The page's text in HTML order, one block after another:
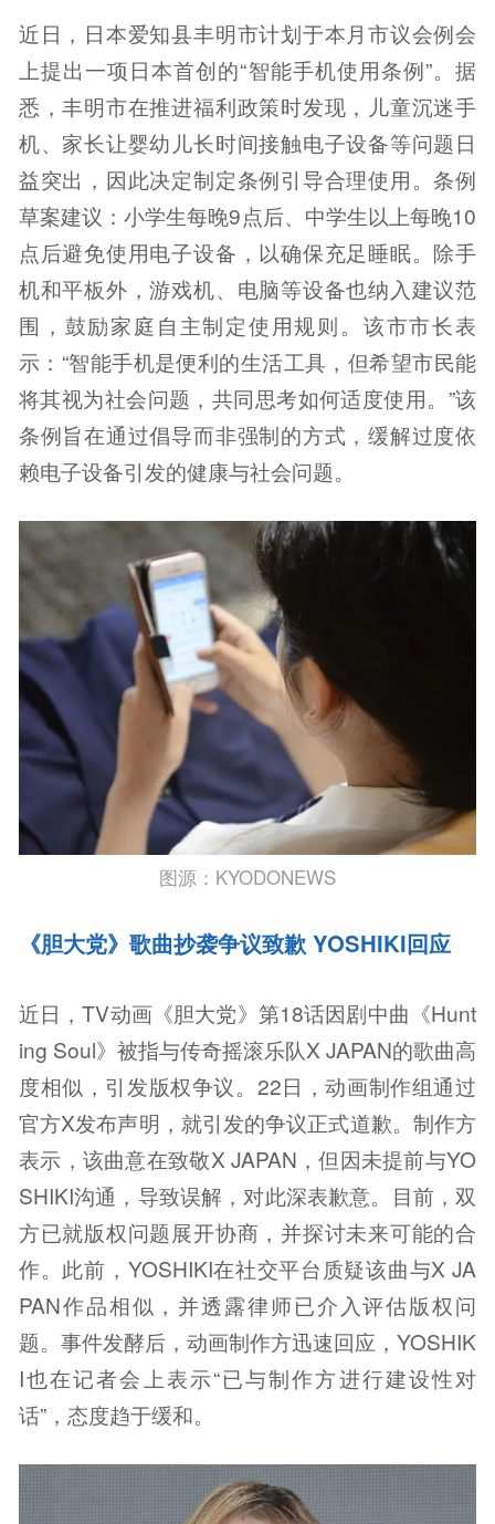
近日，日本爱知县丰明市计划于本月市议会例会
上提出一项日本首创的“智能手机使用条例”。据
悉，丰明市在推进福利政策时发现，儿童沉迷手
机、家长让婴幼儿长时间接触电子设备等问题日
益突出，因此决定制定条例引导合理使用。条例
草案建议：小学生每晚9点后、中学生以上每晚10
点后避免使用电子设备，以确保充足睡眠。除手
机和平板外，游戏机、电脑等设备也纳入建议范
围，鼓励家庭自主制定使用规则。该市市长表
示：“智能手机是便利的生活工具，但希望市民能
将其视为社会问题，共同思考如何适度使用。”该
条例旨在通过倡导而非强制的方式，缓解过度依
赖电子设备引发的健康与社会问题。
图源：KYODONEWS
《胆大党》歌曲抄袭争议致歉 YOSHIKI回应
近日，TV动画《胆大党》第18话因剧中曲《Hunt
ing Soul》被指与传奇摇滚乐队X JAPAN的歌曲高
度相似，引发版权争议。22日，动画制作组通过
官方X发布声明，就引发的争议正式道歉。制作方
表示，该曲意在致敬X JAPAN，但因未提前与YO
SHIKI沟通，导致误解，对此深表歉意。目前，双
方已就版权问题展开协商，并探讨未来可能的合
作。此前，YOSHIKI在社交平台质疑该曲与X JA
PAN作品相似，并透露律师已介入评估版权问
题。事件发酵后，动画制作方迅速回应，YOSHIK
I也在记者会上表示“已与制作方进行建设性对
话”，态度趋于缓和。